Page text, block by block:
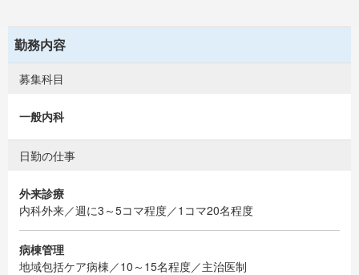
勤務内容
募集科目
一般内科
日勤の仕事
外来診療
内科外来／週に3～5コマ程度／1コマ20名程度
病棟管理
地域包括ケア病棟／10～15名程度／主治医制